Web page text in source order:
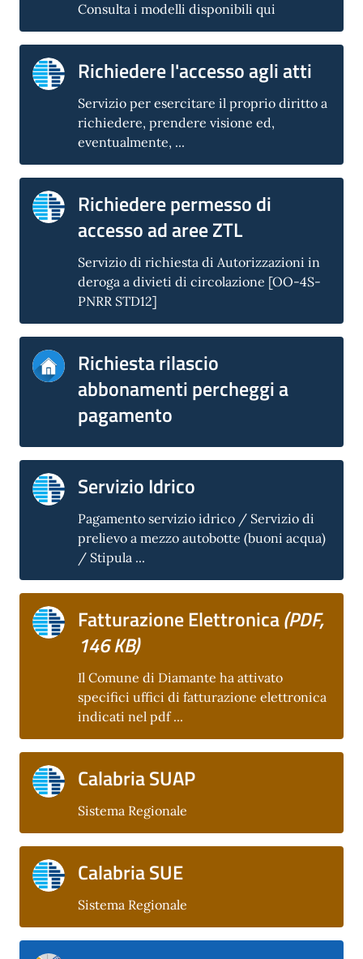
Consulta i modelli disponibili qui
Richiedere l'accesso agli atti
Servizio per esercitare il proprio diritto a
richiedere, prendere visione ed,
eventualmente, ...
Richiedere permesso di
accesso ad aree ZTL
Servizio di richiesta di Autorizzazioni in
deroga a divieti di circolazione [OO-4S-
PNRR STD12]
Richiesta rilascio
abbonamenti percheggi a
pagamento
Servizio Idrico
Pagamento servizio idrico / Servizio di
prelievo a mezzo autobotte (buoni acqua)
/ Stipula ...
Fatturazione Elettronica(PDF,
146 KB)
Il Comune di Diamante ha attivato
specifici uffici di fatturazione elettronica
indicati nel pdf ...
Calabria SUAP
Sistema Regionale
Calabria SUE
Sistema Regionale